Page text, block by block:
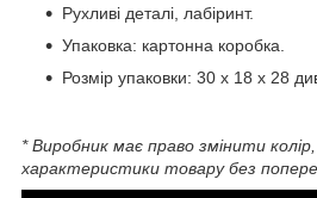
Рухливі деталі, лабіринт.
Упаковка: картонна коробка.
Розмір упаковки: 30 х 18 х 28
* Виробник має право змінити
характеристики товару без